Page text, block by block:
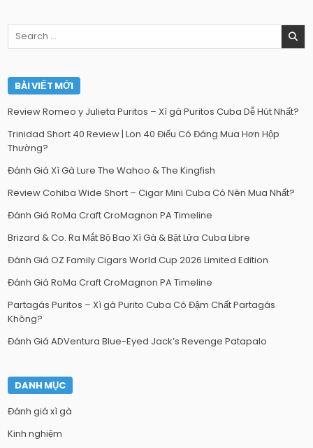
Search
BÀI VIẾT MỚI
Review Romeo y Julieta Puritos – Xì gà Puritos Cuba Dễ Hút Nhất?
Trinidad Short 40 Review | Lon 40 Điếu Có Đáng Mua Hơn Hộp
Thường?
Đánh Giá Xì Gà Lure The Wahoo & The Kingfish
Review Cohiba Wide Short – Cigar Mini Cuba Có Nên Mua Nhất?
Đánh Giá RoMa Craft CroMagnon PA Timeline
Brizard & Co. Ra Mắt Bộ Bao Xì Gà & Bật Lửa Cuba Libre
Đánh Giá OZ Family Cigars World Cup 2026 Limited Edition
Đánh Giá RoMa Craft CroMagnon PA Timeline
Partagás Puritos – Xì gà Purito Cuba Có Đậm Chất Partagás
Không?
Đánh Giá ADVentura Blue-Eyed Jack’s Revenge Patapalo
DANH MỤC
Đánh giá xì gà
Kinh nghiệm